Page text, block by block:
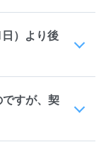
）より後
すが、契